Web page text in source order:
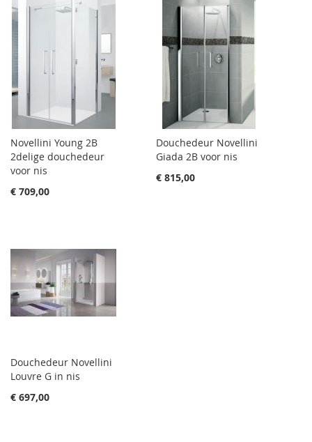
Novellini Young 2B
2delige douchedeur
voor nis
€ 709,00
Douchedeur Novellini
Giada 2B voor nis
€ 815,00
Douchedeur Novellini
Louvre G in nis
€ 697,00